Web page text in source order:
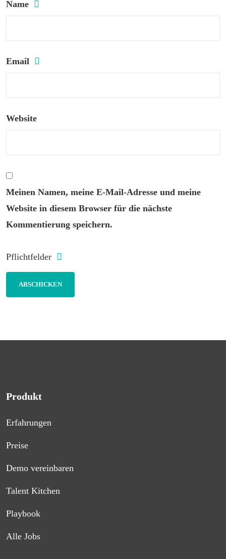
Name
Email
Website
Meinen Namen, meine E-Mail-Adresse und meine
Website in diesem Browser für die nächste
Kommentierung speichern.
Pflichtfelder
Produkt
Erfahrungen
Preise
Demo vereinbaren
Talent Kitchen
Playbook
Alle Jobs